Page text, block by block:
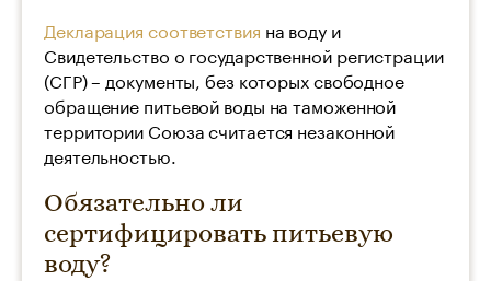
Декларация соответствия на воду и
Свидетельство о государственной регистрации
(СГР) – документы, без которых свободное
обращение питьевой воды на таможенной
территории Союза считается незаконной
деятельностью.
Обязательно ли
сертифицировать питьевую
воду?